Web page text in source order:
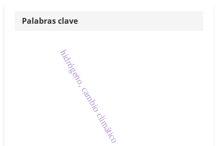
Palabras clave
hidrógeno, cambio climático